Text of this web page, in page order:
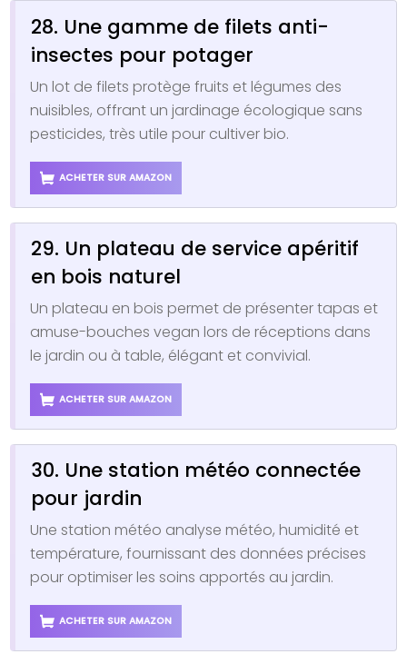
28. Une gamme de filets anti-
insectes pour potager
Un lot de filets protège fruits et légumes des
nuisibles, offrant un jardinage écologique sans
pesticides, très utile pour cultiver bio.
ACHETER SUR AMAZON
29. Un plateau de service apéritif
en bois naturel
Un plateau en bois permet de présenter tapas et
amuse-bouches vegan lors de réceptions dans
le jardin ou à table, élégant et convivial.
ACHETER SUR AMAZON
30. Une station météo connectée
pour jardin
Une station météo analyse météo, humidité et
température, fournissant des données précises
pour optimiser les soins apportés au jardin.
ACHETER SUR AMAZON